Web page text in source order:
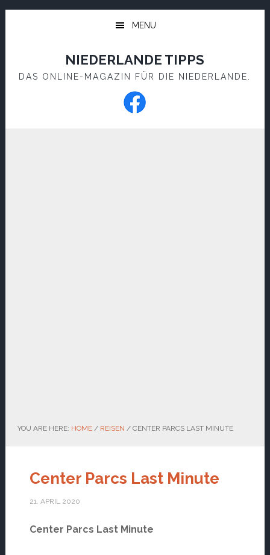
Skip
Skip
MENU
NIEDERLANDE TIPPS
DAS ONLINE-MAGAZIN FÜR DIE NIEDERLANDE.
YOU ARE HERE: HOME / REISEN /CENTER PARCS LAST MINUTE
Center Parcs Last Minute
21. APRIL 2020
Center Parcs Last Minute